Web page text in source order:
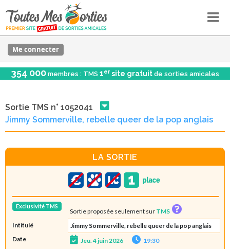
Me connecter
354 000 membres : TMS 1er site gratuit de sorties amicales
Sortie TMS n° 1052041
Jimmy Sommerville, rebelle queer de la pop anglais
LA SORTIE
Exclusivité TMS
Sortie proposée seulement sur TMS
Intitulé
Jimmy Sommerville, rebelle queer de la pop anglais
Date
Jeu. 4 juin 2026
19:30